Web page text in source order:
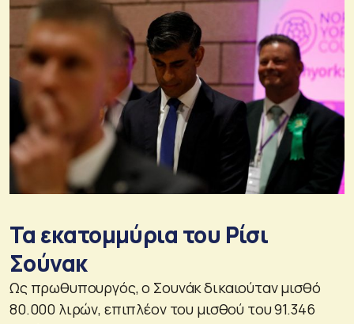
Τα εκατομμύρια του Ρίσι
Σούνακ
Ως πρωθυπουργός, ο Σουνάκ δικαιούταν μισθό
80.000 λιρών, επιπλέον του μισθού του 91.346